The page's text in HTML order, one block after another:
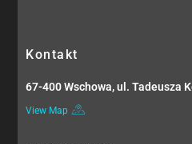
Kontakt
67-400 Wschowa, ul. Tadeusza
View Map